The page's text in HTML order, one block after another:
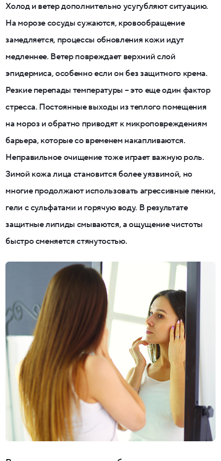
Холод и ветер дополнительно усугубляют ситуацию.
На морозе сосуды сужаются, кровообращение
замедляется, процессы обновления кожи идут
медленнее. Ветер повреждает верхний слой
эпидермиса, особенно если он без защитного крема.
Резкие перепады температуры – это еще один фактор
стресса. Постоянные выходы из теплого помещения
на мороз и обратно приводят к микроповреждениям
барьера, которые со временем накапливаются.
Неправильное очищение тоже играет важную роль.
Зимой кожа лица становится более уязвимой, но
многие продолжают использовать агрессивные пенки,
гели с сульфатами и горячую воду. В результате
защитные липиды смываются, а ощущение чистоты
быстро сменяется стянутостью.